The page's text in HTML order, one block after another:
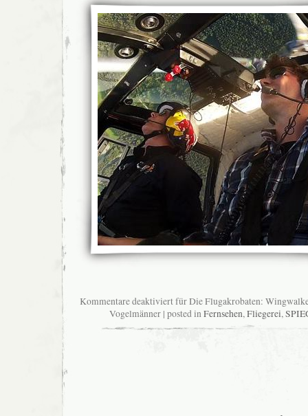
Kommentare deaktiviertfür Die Flugakrobaten:
Vogelmänner| posted inFernsehen,Fliegerei,